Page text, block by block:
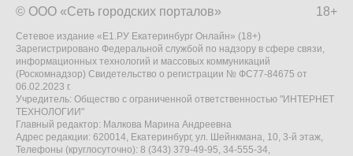
18+
© ООО «Сеть городских порталов»
Сетевое издание «Е1.РУ Екатеринбург Онлайн» (18+)
Зарегистрировано Федеральной службой по надзору в сфере связи,
информационных технологий и массовых коммуникаций
(Роскомнадзор) Свидетельство о регистрации № ФС77-84675 от
06.02.2023 г.
Учредитель: Общество с ограниченной ответственностью "ИНТЕРНЕТ
ТЕХНОЛОГИИ"
Главный редактор: Малкова Марина Андреевна
Адрес редакции: 620014, Екатеринбург, ул. Шейнкмана, 10, 3-й этаж,
Телефоны (круглосуточно): 8 (343) 379-49-95, 34-555-34,